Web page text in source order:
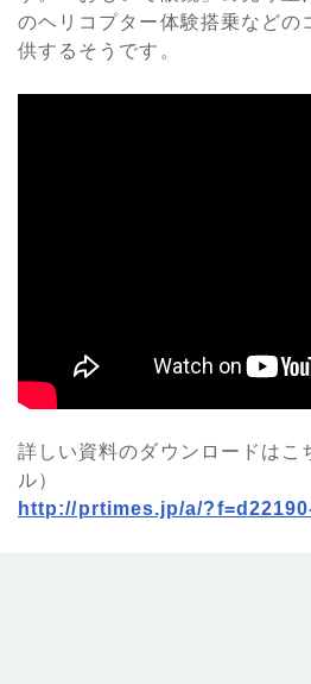
のヘリコプター体験搭乗などの
供するそうです。
詳しい資料のダウンロードはこ
ル）
http://prtimes.jp/a/